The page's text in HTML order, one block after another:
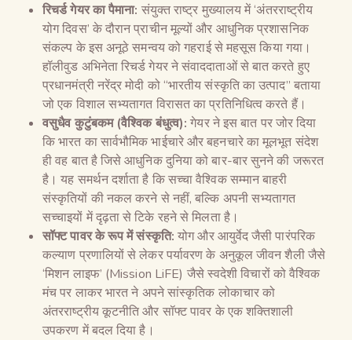
रिचर्ड गेयर का पैमाना: संयुक्त राष्ट्र मुख्यालय में ‘अंतरराष्ट्रीय
योग दिवस’ के दौरान प्राचीन मूल्यों और आधुनिक प्रशासनिक
संकल्प के इस अनूठे समन्वय को गहराई से महसूस किया गया।
हॉलीवुड अभिनेता रिचर्ड गेयर ने संवाददाताओं से बात करते हुए
प्रधानमंत्री नरेंद्र मोदी को “भारतीय संस्कृति का उत्पाद” बताया
जो एक विशाल सभ्यतागत विरासत का प्रतिनिधित्व करते हैं।
वसुधैव कुटुंबकम (वैश्विक बंधुत्व): गेयर ने इस बात पर जोर दिया
कि भारत का सार्वभौमिक भाईचारे और बहनचारे का मूलभूत संदेश
ही वह बात है जिसे आधुनिक दुनिया को बार-बार सुनने की जरूरत
है। यह समर्थन दर्शाता है कि सच्चा वैश्विक सम्मान बाहरी
संस्कृतियों की नकल करने से नहीं, बल्कि अपनी सभ्यतागत
सच्चाइयों में दृढ़ता से टिके रहने से मिलता है।
सॉफ्ट पावर के रूप में संस्कृति: योग और आयुर्वेद जैसी पारंपरिक
कल्याण प्रणालियों से लेकर पर्यावरण के अनुकूल जीवन शैली जैसे
‘मिशन लाइफ’ (Mission LiFE) जैसे स्वदेशी विचारों को वैश्विक
मंच पर लाकर भारत ने अपने सांस्कृतिक लोकाचार को
अंतरराष्ट्रीय कूटनीति और सॉफ्ट पावर के एक शक्तिशाली
उपकरण में बदल दिया है।